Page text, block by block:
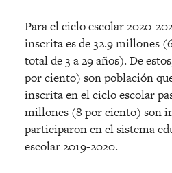
Para el ciclo escolar 2020-
inscrita es de 32.9 millones
total de 3 a 29 años). De
por ciento) son población
inscrita en el ciclo escolar
millones (8 por ciento) son
participaron en el sistema
escolar 2019-2020.